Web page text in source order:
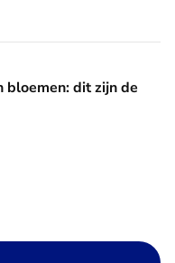
de Spaanse diademen
bloemen: dit zijn de